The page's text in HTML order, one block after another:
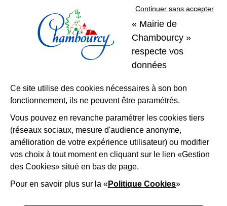
01 39 22 31 31 Nous contacter
Restons
connectés
Télécharger l’application
Nous suivre
Facebook
Instagram
LinkedIn
Mentions légalesAccessibilité
Politique d'utilisation des cookiesGestion des cookies
Continuer sans accepter
« Mairie de
Chambourcy »
respecte vos
données
Ce site utilise des cookies nécessaires à son bon
fonctionnement, ils ne peuvent être paramétrés.
Vous pouvez en revanche paramétrer les cookies tiers
(réseaux sociaux, mesure d'audience anonyme,
amélioration de votre expérience utilisateur) ou modifier
vos choix à tout moment en cliquant sur le lien «Gestion
des Cookies» situé en bas de page.
Pour en savoir plus sur la «Politique Cookies»